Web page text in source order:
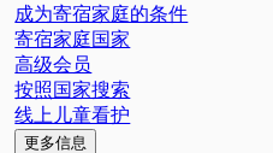
成为寄宿家庭的条件
寄宿家庭国家
高级会员
按照国家搜索
线上儿童看护
更多信息